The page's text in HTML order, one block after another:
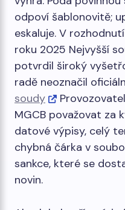
odpoví šablonovitě;
eskaluje. V
roku 2025 Nejvyšší
potvrdil široký
radě neoznačil
soudy
MGCB považovat za
datové výpisy, celý
chybná čárka v
sankce, které se
novin.